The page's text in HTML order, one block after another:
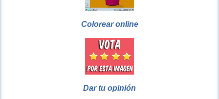
Colorear online
Dar tu opinión